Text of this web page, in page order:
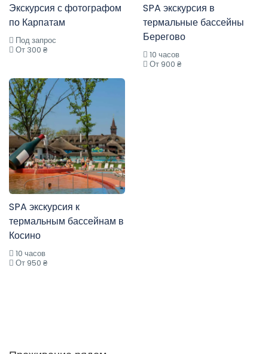
Экскурсия с фотографом
по Карпатам
Под запрос
От 300 ₴
SPA экскурсия в
термальные бассейны
Берегово
10 часов
От 900 ₴
SPA экскурсия к
термальным бассейнам в
Косино
10 часов
От 950 ₴